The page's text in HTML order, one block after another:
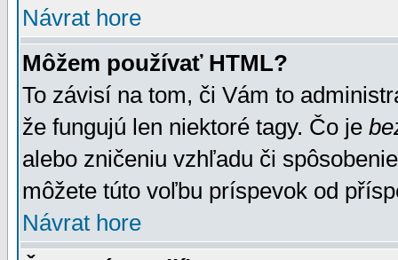
Návrat hore
Môžem používať HTML?
To závisí na tom, či Vám to
že fungujú len niektoré tagy. Čo je
alebo zničeniu vzhľadu či
môžete túto voľbu príspevok od
Návrat hore